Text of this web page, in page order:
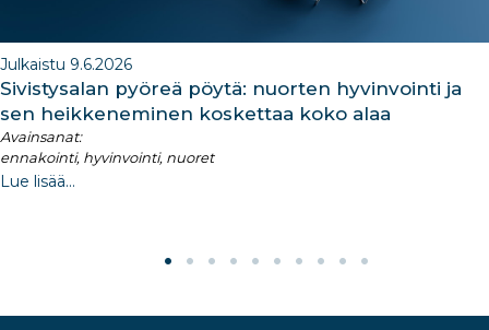
Julkaistu 9.6.2026
Sivistysalan pyöreä pöytä: nuorten hyvinvointi ja
sen heikkeneminen koskettaa koko alaa
Avainsanat:
ennakointi, hyvinvointi, nuoret
Lue lisää...